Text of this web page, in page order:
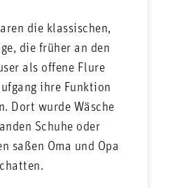
die klassischen,
die früher an den
als offene Flure
ihre Funktion
Dort wurde Wäsche
Schuhe oder
saßen Oma und Opa